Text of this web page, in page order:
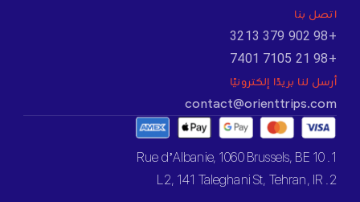
اتصل بنا
+98 902 379 3213
+98 21 7105 7401
أرسل لنا بريدًا إلكترونيًا
contact@orienttrips.com
1. 10 Rue d’Albanie, 1060 Brussels, BE
2. L2, 141 Taleghani St, Tehran, IR